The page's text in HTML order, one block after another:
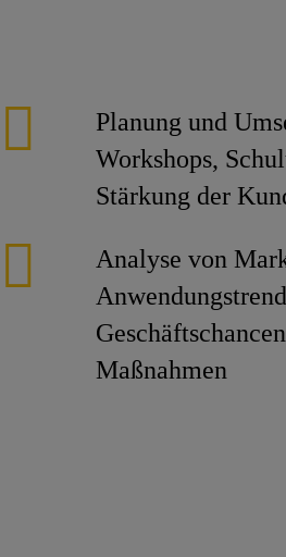
Planung und
Workshops,
Stärkung der
Analyse von
Maßnahmen